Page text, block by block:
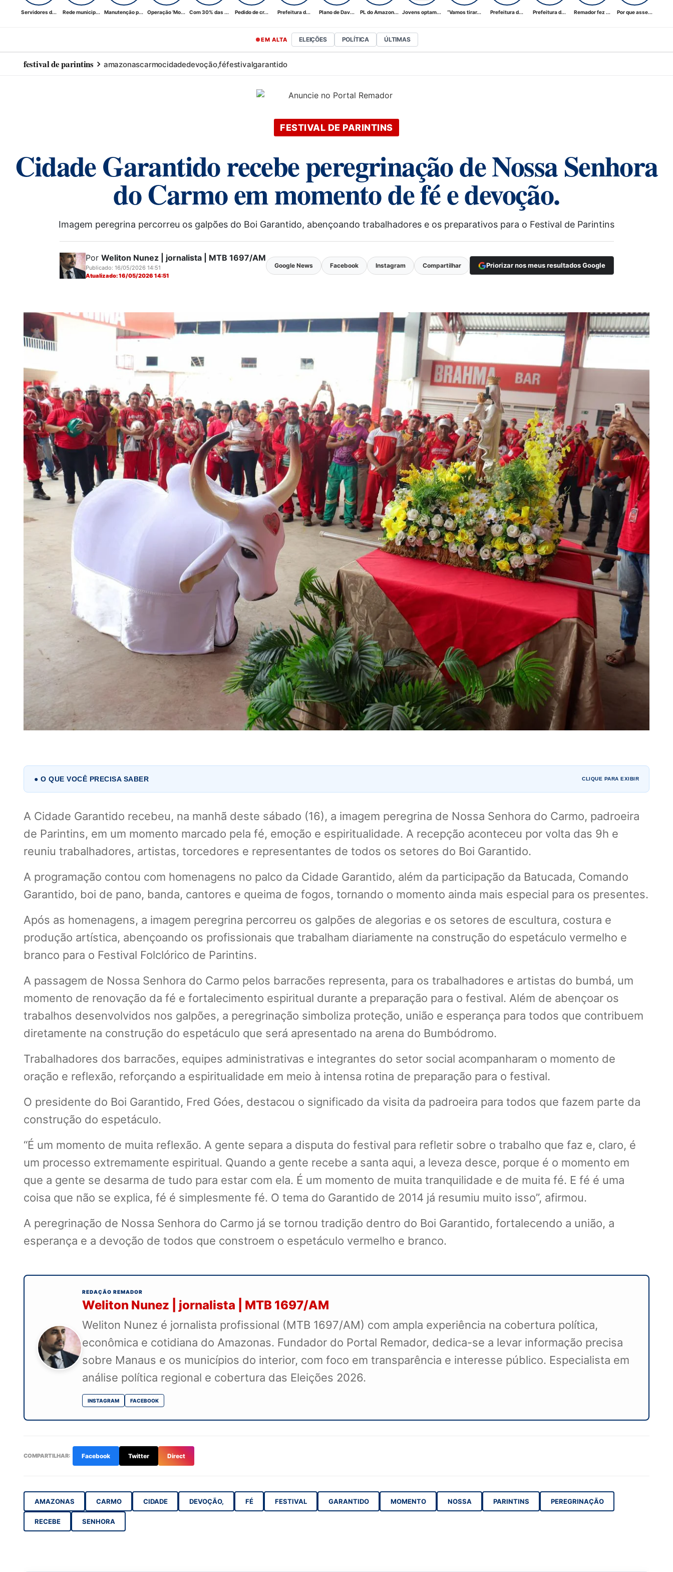
Servidores d... Rede municip... Manutenção p... Operação ‘Mo... Com 30% das ... Pedido de cr... Prefeitura d... Plano de Dav... PL do Amazon... Jovens optam... “Vamos tirar... Prefeitura d... Prefeitura d... Remador fez ... Por que asse...
EM ALTA ELEIÇÕES POLÍTICA ÚLTIMAS
festival de parintins amazonascarmocidadedevoção,féfestivalgarantido
FESTIVAL DE PARINTINS
Cidade Garantido recebe peregrinação de Nossa Senhora
do Carmo em momento de fé e devoção.
Imagem peregrina percorreu os galpões do Boi Garantido, abençoando trabalhadores e os preparativos para o Festival de Parintins
Por Weliton Nunez | jornalista | MTB 1697/AM
Publicado: 16/05/2026 14:51
Atualizado: 16/05/2026 14:51
Google News Facebook Instagram Compartilhar Priorizar nos meus resultados Google
● O QUE VOCÊ PRECISA SABER CLIQUE PARA EXIBIR
A Cidade Garantido recebeu, na manhã deste sábado (16), a imagem peregrina de Nossa Senhora do Carmo, padroeira
de Parintins, em um momento marcado pela fé, emoção e espiritualidade. A recepção aconteceu por volta das 9h e
reuniu trabalhadores, artistas, torcedores e representantes de todos os setores do Boi Garantido.
A programação contou com homenagens no palco da Cidade Garantido, além da participação da Batucada, Comando
Garantido, boi de pano, banda, cantores e queima de fogos, tornando o momento ainda mais especial para os presentes.
Após as homenagens, a imagem peregrina percorreu os galpões de alegorias e os setores de escultura, costura e
produção artística, abençoando os profissionais que trabalham diariamente na construção do espetáculo vermelho e
branco para o Festival Folclórico de Parintins.
A passagem de Nossa Senhora do Carmo pelos barracões representa, para os trabalhadores e artistas do bumbá, um
momento de renovação da fé e fortalecimento espiritual durante a preparação para o festival. Além de abençoar os
trabalhos desenvolvidos nos galpões, a peregrinação simboliza proteção, união e esperança para todos que contribuem
diretamente na construção do espetáculo que será apresentado na arena do Bumbódromo.
Trabalhadores dos barracões, equipes administrativas e integrantes do setor social acompanharam o momento de
oração e reflexão, reforçando a espiritualidade em meio à intensa rotina de preparação para o festival.
O presidente do Boi Garantido, Fred Góes, destacou o significado da visita da padroeira para todos que fazem parte da
construção do espetáculo.
“É um momento de muita reflexão. A gente separa a disputa do festival para refletir sobre o trabalho que faz e, claro, é
um processo extremamente espiritual. Quando a gente recebe a santa aqui, a leveza desce, porque é o momento em
que a gente se desarma de tudo para estar com ela. É um momento de muita tranquilidade e de muita fé. E fé é uma
coisa que não se explica, fé é simplesmente fé. O tema do Garantido de 2014 já resumiu muito isso”, afirmou.
A peregrinação de Nossa Senhora do Carmo já se tornou tradição dentro do Boi Garantido, fortalecendo a união, a
esperança e a devoção de todos que constroem o espetáculo vermelho e branco.
REDAÇÃO REMADOR
Weliton Nunez | jornalista | MTB 1697/AM
Weliton Nunez é jornalista profissional (MTB 1697/AM) com ampla experiência na cobertura política,
econômica e cotidiana do Amazonas. Fundador do Portal Remador, dedica-se a levar informação precisa
sobre Manaus e os municípios do interior, com foco em transparência e interesse público. Especialista em
análise política regional e cobertura das Eleições 2026.
INSTAGRAM FACEBOOK
COMPARTILHAR: Facebook Twitter Direct
AMAZONAS CARMO CIDADE DEVOÇÃO, FÉ FESTIVAL GARANTIDO MOMENTO NOSSA PARINTINS PEREGRINAÇÃO
RECEBE SENHORA